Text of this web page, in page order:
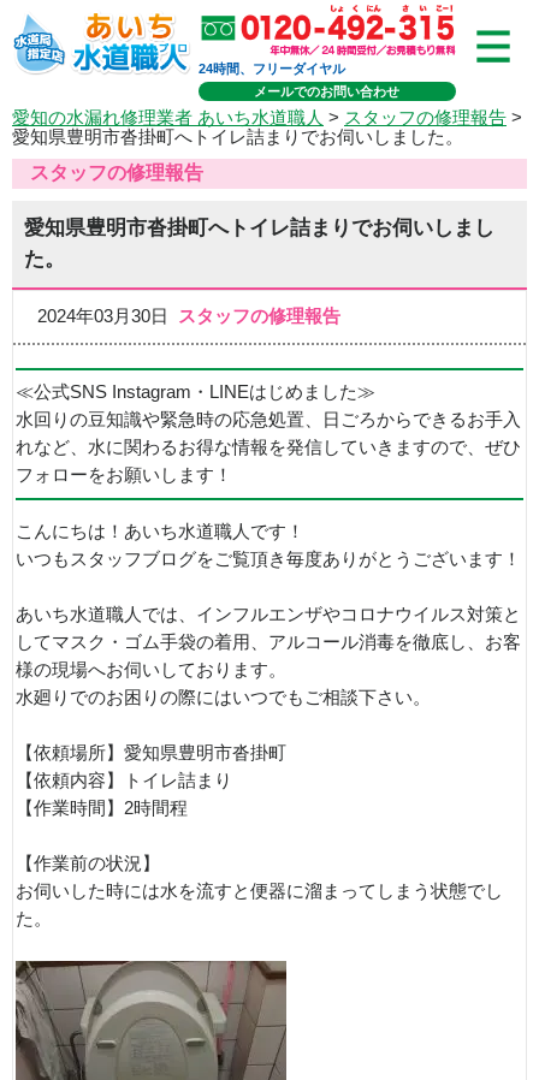
24時間、フリーダイヤル
メールでのお問い合わせ
愛知の水漏れ修理業者 あいち水道職人 > スタッフの修理報告 >
愛知県豊明市沓掛町へトイレ詰まりでお伺いしました。
スタッフの修理報告
愛知県豊明市沓掛町へトイレ詰まりでお伺いしまし
た。
2024年03月30日 スタッフの修理報告
≪公式SNS Instagram・LINEはじめました≫
水回りの豆知識や緊急時の応急処置、日ごろからできるお手入
れなど、水に関わるお得な情報を発信していきますので、ぜひ
フォローをお願いします！
こんにちは！あいち水道職人です！
いつもスタッフブログをご覧頂き毎度ありがとうございます！
あいち水道職人では、インフルエンザやコロナウイルス対策と
してマスク・ゴム手袋の着用、アルコール消毒を徹底し、お客
様の現場へお伺いしております。
水廻りでのお困りの際にはいつでもご相談下さい。
【依頼場所】愛知県豊明市沓掛町
【依頼内容】トイレ詰まり
【作業時間】2時間程
【作業前の状況】
お伺いした時には水を流すと便器に溜まってしまう状態でし
た。